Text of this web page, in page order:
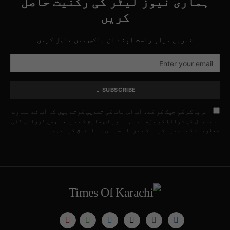
کریں
خبریں براہِ راست اپنے ان باکس میں حاصل کریں
SUBSCRIBE
اس باکس کو چیک کر کے، آپ اس بات کی تصدیق کرتے ہیں کہ آپ نے ہمارے
استعمال کی شرائط کو پڑھ لیا ہے اور اس فارم کے ذریعے جمع کروائی گئی
معلومات کے ذخیرہ کرنے کے حوالے سے ان سے اتفاق کرتے ہیں۔